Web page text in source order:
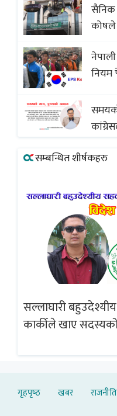
सैनिक
कोषले
नियम
सम्बन्धित शीर्षकहरु
सल्लाघारी
कार्कीले खाए
गृहपृष्‍ठ खबर राजनीति